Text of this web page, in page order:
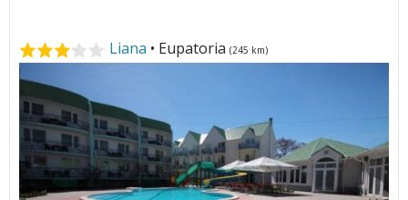
Liana • Eupatoria (245 km)